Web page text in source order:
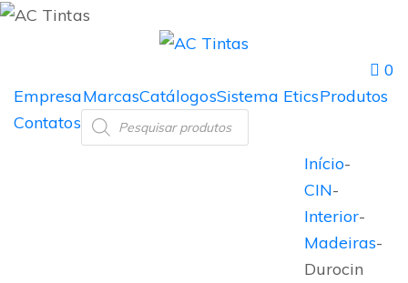
0
EmpresaMarcasCatálogosSistema EticsProdutos
Contatos
Início-
CIN-
Interior-
Madeiras-
Durocin